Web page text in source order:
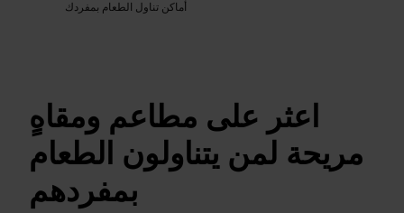
أماكن تناول الطعام بمفردك
اعثر على مطاعم ومقاهٍ
مريحة لمن يتناولون الطعام
بمفردهم